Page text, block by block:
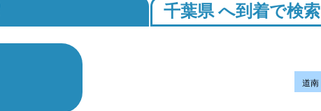
千葉県 へ到着で検索
道南